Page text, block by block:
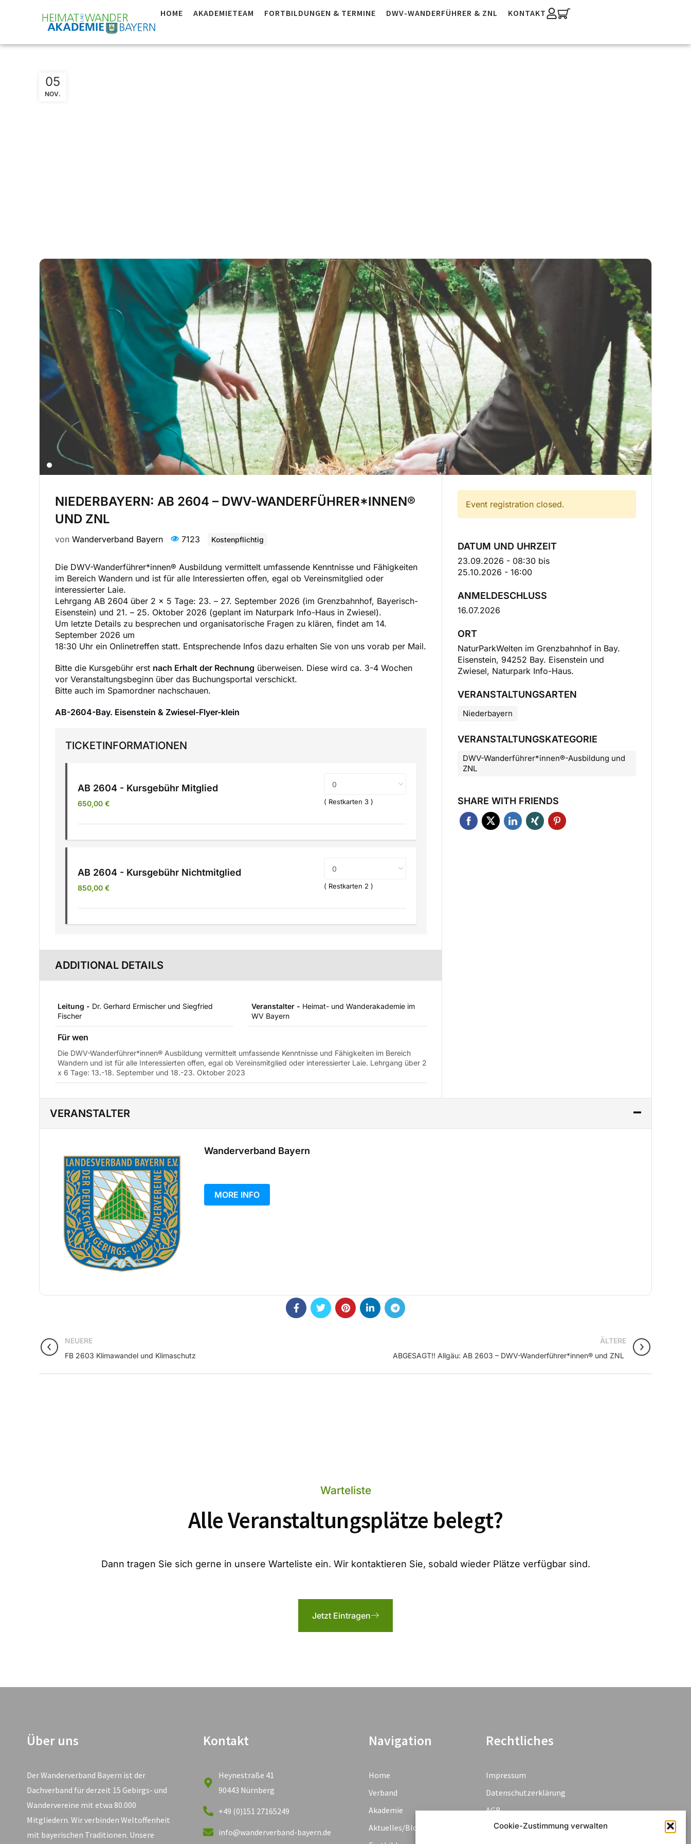
Cookie-Zustimmung verwalten
HOME AKADEMIETEAM FORTBILDUNGEN & TERMINE DWV-WANDERFÜHRER & ZNL KONTAKT
Niederbayern: AB 2604 –
05
NOV.
NIEDERBAYERN: AB 2604 – DWV-WANDERFÜHRER*INNEN®
UND ZNL
von Wanderverband Bayern 7123 Kostenpflichtig
Die DWV-Wanderführer*innen® Ausbildung vermittelt umfassende Kenntnisse und Fähigkeiten
im Bereich Wandern und ist für alle Interessierten offen, egal ob Vereinsmitglied oder
interessierter Laie.
Lehrgang AB 2604 über 2 x 5 Tage: 23. – 27. September 2026 (im Grenzbahnhof, Bayerisch-
Eisenstein) und 21. – 25. Oktober 2026 (geplant im Naturpark Info-Haus in Zwiesel).
Um letzte Details zu besprechen und organisatorische Fragen zu klären, findet am 14.
September 2026 um
18:30 Uhr ein Onlinetreffen statt. Entsprechende Infos dazu erhalten Sie von uns vorab per Mail.
Bitte die Kursgebühr erst nach Erhalt der Rechnung überweisen. Diese wird ca. 3-4 Wochen
vor Veranstaltungsbeginn über das Buchungsportal verschickt.
Bitte auch im Spamordner nachschauen.
AB-2604-Bay. Eisenstein & Zwiesel-Flyer-klein
TICKETINFORMATIONEN
AB 2604 - Kursgebühr Mitglied
650,00 € ( Restkarten 3 )
AB 2604 - Kursgebühr Nichtmitglied
850,00 € ( Restkarten 2 )
ADDITIONAL DETAILS
Leitung - Dr. Gerhard Ermischer und Siegfried
Fischer
Veranstalter - Heimat- und Wanderakademie im
WV Bayern
Für wen
Die DWV-Wanderführer*innen® Ausbildung vermittelt umfassende Kenntnisse und Fähigkeiten im Bereich
Wandern und ist für alle Interessierten offen, egal ob Vereinsmitglied oder interessierter Laie. Lehrgang über 2
x 6 Tage: 13.-18. September und 18.-23. Oktober 2023
Event registration closed.
DATUM UND UHRZEIT
23.09.2026 - 08:30 bis
25.10.2026 - 16:00
ANMELDESCHLUSS
16.07.2026
ORT
NaturParkWelten im Grenzbahnhof in Bay.
Eisenstein, 94252 Bay. Eisenstein und
Zwiesel, Naturpark Info-Haus.
VERANSTALTUNGSARTEN
Niederbayern
VERANSTALTUNGSKATEGORIE
DWV-Wanderführer*innen®-Ausbildung und
ZNL
SHARE WITH FRIENDS
VERANSTALTER
Wanderverband Bayern
MORE INFO
NEUERE
FB 2603 Klimawandel und Klimaschutz
ÄLTERE
ABGESAGT!! Allgäu: AB 2603 – DWV-Wanderführer*innen® und ZNL
Alle Veranstaltungsplätze belegt?
Dann tragen Sie sich gerne in unsere Warteliste ein. Wir kontaktieren Sie, sobald wieder Plätze verfügbar sind.
Warteliste
Jetzt Eintragen
Über uns
Der Wanderverband Bayern ist der
Dachverband für derzeit 15 Gebirgs- und
Wandervereine mit etwa 80.000
Mitgliedern. Wir verbinden Weltoffenheit
mit bayerischen Traditionen. Unsere
Kontakt
Heynestraße 41
90443 Nürnberg
+49 (0)151 27165249
info@wanderverband-bayern.de
Navigation
Home
Verband
Akademie
Aktuelles/Blog
Rechtliches
Impressum
Datenschutzerklärung
AGB
Widerruf